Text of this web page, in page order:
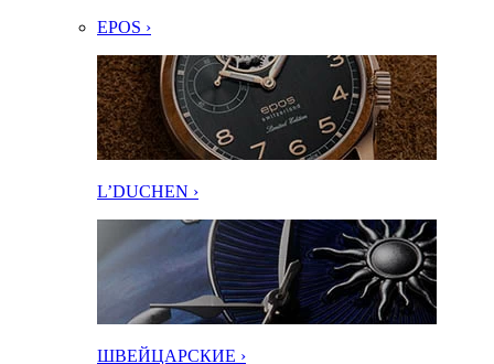
EPOS ›
L’DUCHEN ›
ШВЕЙЦАРСКИЕ ›